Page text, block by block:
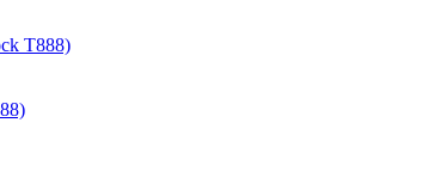
T888)